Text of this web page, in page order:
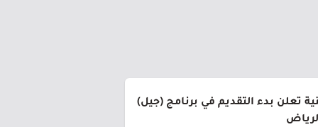
تعلن بدء التقديم في برنامج (جيل)